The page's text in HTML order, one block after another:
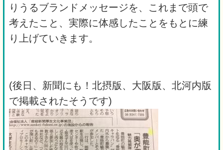
りうるブランドメッセージを、これまで頭で
考えたこと、実際に体感したことをもとに練
り上げていきます。
(後日、新聞にも！北摂版、大阪版、北河内版
で掲載されたそうです)